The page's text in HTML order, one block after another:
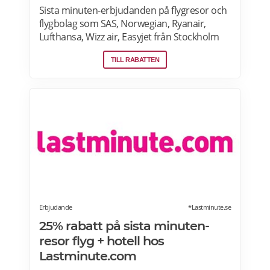
Sista minuten-erbjudanden på flygresor och
flygbolag som SAS, Norwegian, Ryanair,
Lufthansa, Wizz air, Easyjet från Stockholm
Arlanda, Bromma och Skavsta flygplatser,
Göteborg Landvetter, Malmö, Köpenhamn
TILL RABATTEN
Erbjudande *Lastminute.se
25% rabatt på sista minuten-
resor flyg + hotell hos
Lastminute.com